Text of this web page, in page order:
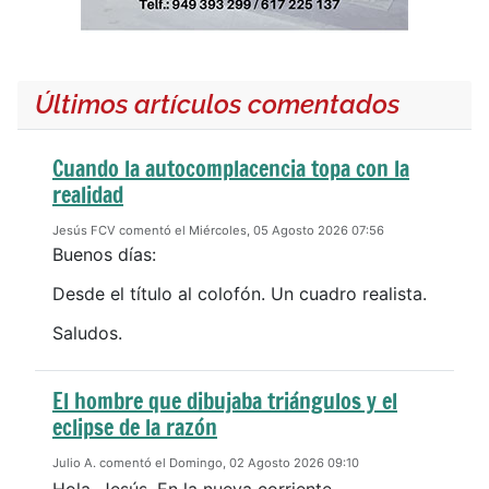
Últimos artículos comentados
Cuando la autocomplacencia topa con la
realidad
Jesús FCV comentó el Miércoles, 05 Agosto 2026 07:56
Buenos días:
Desde el título al colofón. Un cuadro realista.
Saludos.
El hombre que dibujaba triángulos y el
eclipse de la razón
Julio A. comentó el Domingo, 02 Agosto 2026 09:10